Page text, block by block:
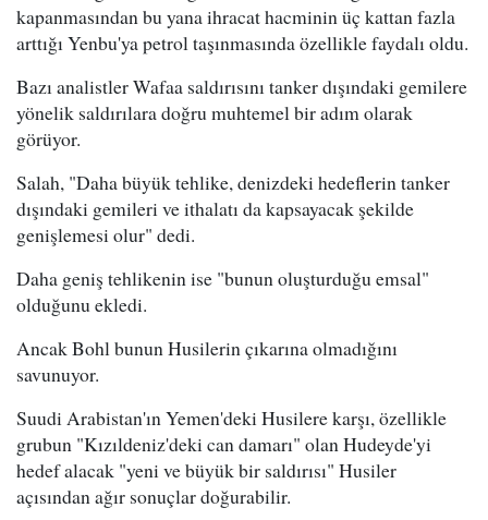
kapanmasından bu yana ihracat hacminin üç kattan fazla
arttığı Yenbu'ya petrol taşınmasında özellikle faydalı oldu.
Bazı analistler Wafaa saldırısını tanker dışındaki gemilere
yönelik saldırılara doğru muhtemel bir adım olarak
görüyor.
Salah, "Daha büyük tehlike, denizdeki hedeflerin tanker
dışındaki gemileri ve ithalatı da kapsayacak şekilde
genişlemesi olur" dedi.
Daha geniş tehlikenin ise "bunun oluşturduğu emsal"
olduğunu ekledi.
Ancak Bohl bunun Husilerin çıkarına olmadığını
savunuyor.
Suudi Arabistan'ın Yemen'deki Husilere karşı, özellikle
grubun "Kızıldeniz'deki can damarı" olan Hudeyde'yi
hedef alacak "yeni ve büyük bir saldırısı" Husiler
açısından ağır sonuçlar doğurabilir.